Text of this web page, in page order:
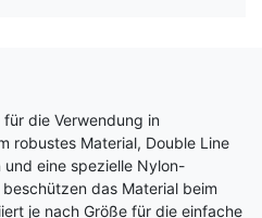
für die Verwendung in
robustes Material, Double Line
und eine spezielle Nylon-
das Material beim
je nach Größe für die einfache